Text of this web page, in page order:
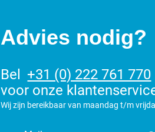
Advies nodig?
Bel
+31 (0) 222 761 770
voor onze
Wij zijn bereikbaar van maandag t/m